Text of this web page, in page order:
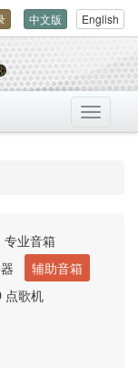
中文版 English
导
航
专业音箱
辅助音箱
点歌机